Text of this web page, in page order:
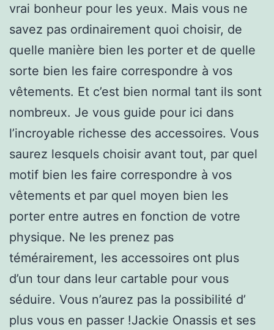
vrai bonheur pour les yeux. Mais vous ne
savez pas ordinairement quoi choisir, de
quelle manière bien les porter et de quelle
sorte bien les faire correspondre à vos
vêtements. Et c’est bien normal tant ils sont
nombreux. Je vous guide pour ici dans
l’incroyable richesse des accessoires. Vous
saurez lesquels choisir avant tout, par quel
motif bien les faire correspondre à vos
vêtements et par quel moyen bien les
porter entre autres en fonction de votre
physique. Ne les prenez pas
témérairement, les accessoires ont plus
d’un tour dans leur cartable pour vous
séduire. Vous n’aurez pas la possibilité d’
plus vous en passer !Jackie Onassis et ses